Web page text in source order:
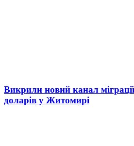
Викрили новий канал
доларів у Житомирі